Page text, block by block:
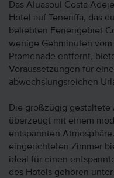
Das Aluasoul Costa
Hotel auf Teneriffa, das
beliebten Feriengebiet
wenige Gehminuten
Promenade entfernt,
Voraussetzungen für
abwechslungsreichen
Die großzügig gestaltete
überzeugt mit einem
entspannten
eingerichteten Zimmer
ideal für einen
des Hotels gehören